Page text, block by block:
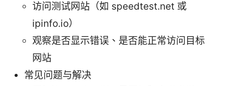
访问测试网站（如 speedtest.net 或
ipinfo.io）
观察是否显示错误、是否能正常访问目标
网站
常见问题与解决